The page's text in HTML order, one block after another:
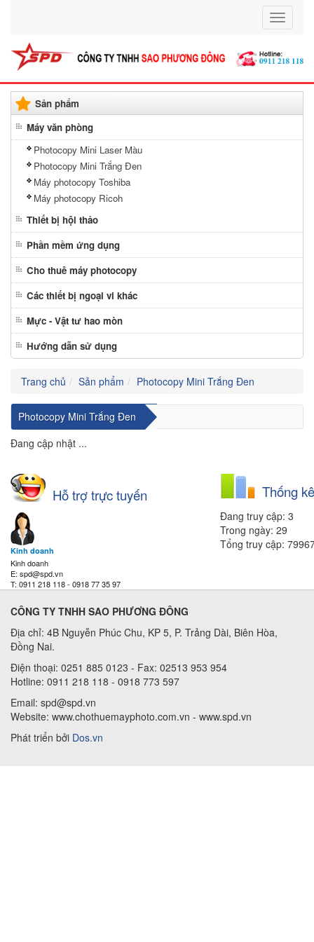
Toggle
Sản phẩm
Máy văn phòng
Photocopy Mini Laser Màu
Photocopy Mini Trắng Đen
Máy photocopy Toshiba
Máy photocopy Ricoh
Thiết bị hội thảo
Phần mềm ứng dụng
Cho thuê máy photocopy
Các thiết bị ngoại vi khác
Mực - Vật tư hao mòn
Hướng dẫn sử dụng
Trang chủ Sản phẩm Photocopy Mini Trắng Đen
Photocopy Mini Trắng Đen
Đang cập nhật ...
Hỗ trợ trực tuyến
Kinh doanh
Kinh doanh
E: spd@spd.vn
T: 0911 218 118 - 0918 77 35 97
Thống
Đang truy cập: 3
Trong ngày: 29
Tổng truy cập:
CÔNG TY TNHH SAO PHƯƠNG ĐÔNG
Địa chỉ: 4B Nguyễn Phúc Chu, KP 5, P. Trảng Dài, Biên Hòa,
Đồng Nai.
Điện thoại: 0251 885 0123 - Fax: 02513 953 954
Hotline: 0911 218 118 - 0918 773 597
Email: spd@spd.vn
Website: www.chothuemayphoto.com.vn - www.spd.vn
Phát triển bởi Dos.vn